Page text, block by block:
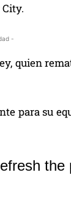
-
quien
para su